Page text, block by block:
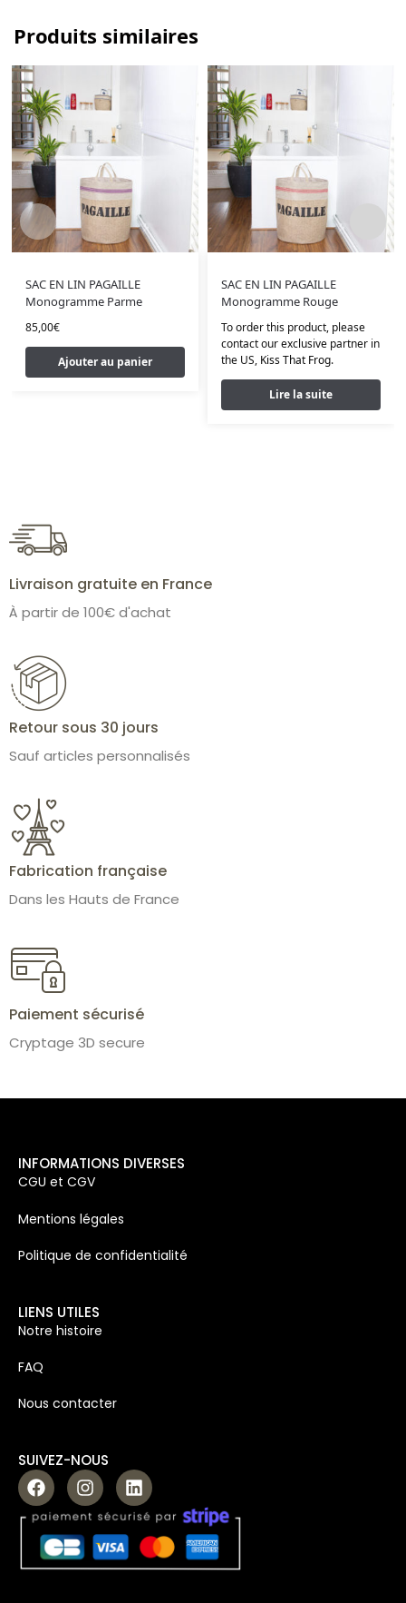
Produits similaires
SAC EN LIN PAGAILLE
Monogramme Parme
85,00€
Ajouter au panier
SAC EN LIN PAGAILLE
Monogramme Rouge
To order this product, please
contact our exclusive partner in
the US, Kiss That Frog.
Lire la suite
Livraison gratuite en France
À partir de 100€ d'achat
Retour sous 30 jours
Sauf articles personnalisés
Fabrication française
Dans les Hauts de France
Paiement sécurisé
Cryptage 3D secure
INFORMATIONS DIVERSES
CGU et CGV
Mentions légales
Politique de confidentialité
LIENS UTILES
Notre histoire
FAQ
Nous contacter
SUIVEZ-NOUS